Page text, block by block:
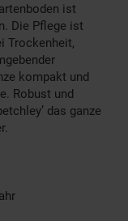
ist
Die Pflege ist
Trockenheit,
kompakt und
Robust und
das ganze